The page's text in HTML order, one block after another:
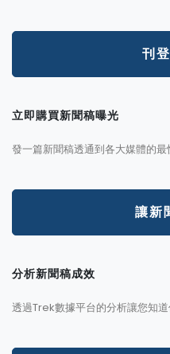
刊
立即購買新聞稿曝光
發一篇新聞稿透通到各大媒體的最
讓新
分析新聞稿成效
透過Trek數據平台的分析讓您知